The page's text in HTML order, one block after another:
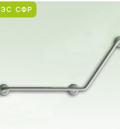
ЭС СФР